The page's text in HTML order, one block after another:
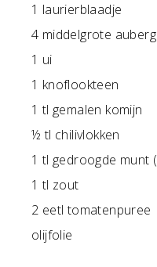
1 laurierblaadje
4 middelgrote
1 ui
1 knoflookteen
1 tl gemalen komijn
½ tl chilivlokken
1 tl gedroogde munt
1 tl zout
2 eetl tomatenpuree
olijfolie